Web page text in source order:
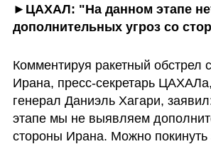
►ЦАХАЛ: "На данном этапе
дополнительных угроз со
Комментируя ракетный обстрел
Ирана, пресс-секретарь
генерал Даниэль Хагари,
этапе мы не выявляем
стороны Ирана. Можно